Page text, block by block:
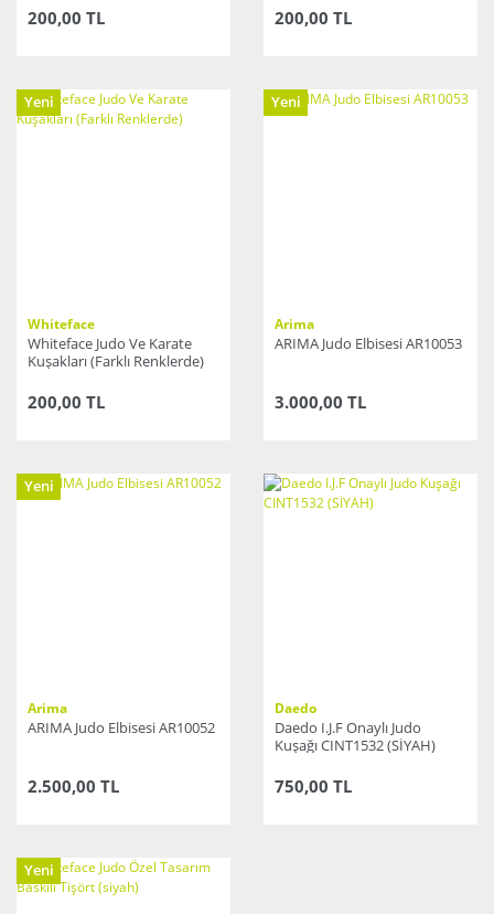
200,00 TL 200,00 TL
Yeni
Whiteface
Whiteface Judo Ve Karate
Kuşakları (Farklı Renklerde)
200,00 TL
Yeni
Arima
ARIMA Judo Elbisesi AR10053
3.000,00 TL
Yeni
Arima
ARIMA Judo Elbisesi AR10052
2.500,00 TL
Daedo
Daedo I.J.F Onaylı Judo
Kuşağı CINT1532 (SİYAH)
750,00 TL
Yeni